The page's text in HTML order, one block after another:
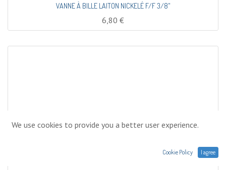
VANNE À BILLE LAITON NICKELÉ F/F 3/8"
6,80 €
We use cookies to provide you a better user experience.
Cookie Policy I agree